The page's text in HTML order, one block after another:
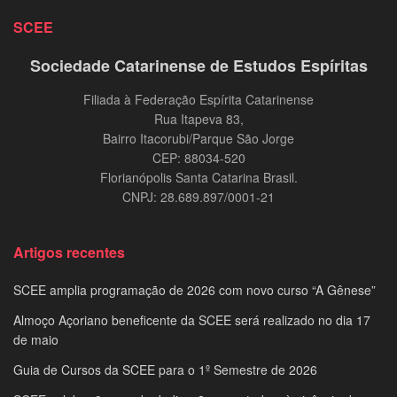
SCEE
Sociedade Catarinense de Estudos Espíritas
Filiada à Federação Espírita Catarinense
Rua Itapeva 83,
Bairro Itacorubi/Parque São Jorge
CEP: 88034-520
Florianópolis Santa Catarina Brasil.
CNPJ: 28.689.897/0001-21
Artigos recentes
SCEE amplia programação de 2026 com novo curso “A Gênese”
Almoço Açoriano beneficente da SCEE será realizado no dia 17
de maio
Guia de Cursos da SCEE para o 1º Semestre de 2026